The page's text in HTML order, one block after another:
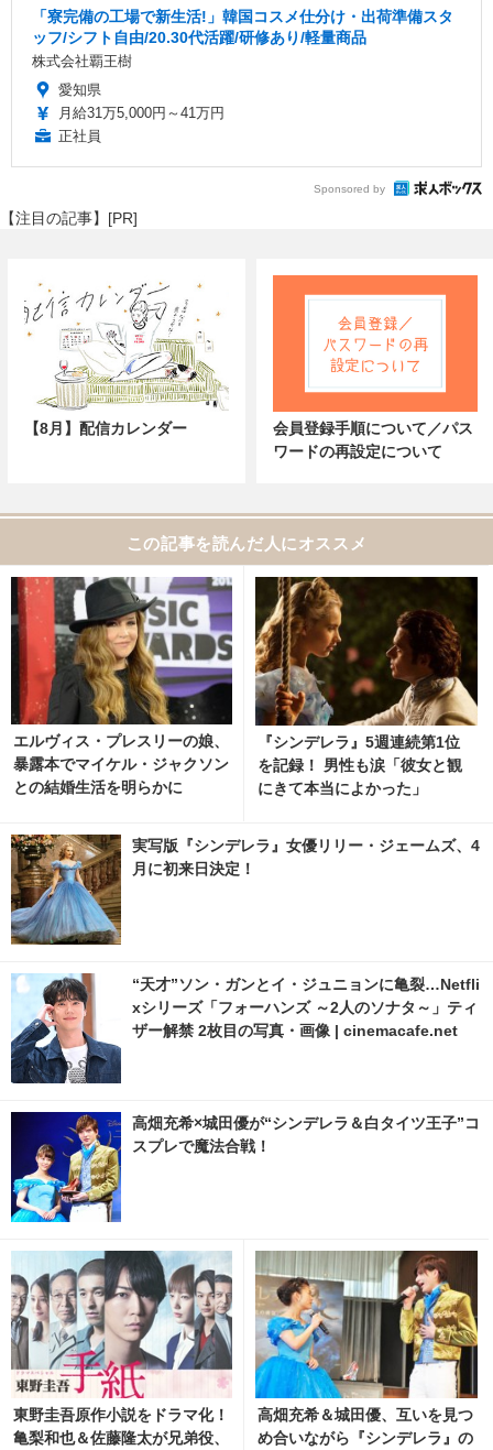
「寮完備の工場で新生活!」韓国コスメ仕分け・出荷準備スタ
ッフ/シフト自由/20.30代活躍/研修あり/軽量商品
株式会社覇王樹
愛知県
月給31万5,000円～41万円
正社員
Sponsored by
【注目の記事】[PR]
【8月】配信カレンダー
会員登録手順について／パス
ワードの再設定について
この記事を読んだ人にオススメ
エルヴィス・プレスリーの娘、
暴露本でマイケル・ジャクソン
との結婚生活を明らかに
『シンデレラ』5週連続第1位
を記録！ 男性も涙「彼女と観
にきて本当によかった」
実写版『シンデレラ』女優リリー・ジェームズ、4
月に初来日決定！
“天才”ソン・ガンとイ・ジュニョンに亀裂…Netfli
xシリーズ「フォーハンズ ～2人のソナタ～」ティ
ザー解禁 2枚目の写真・画像 | cinemacafe.net
高畑充希×城田優が“シンデレラ＆白タイツ王子”コ
スプレで魔法合戦！
東野圭吾原作小説をドラマ化！
亀梨和也＆佐藤隆太が兄弟役、
高畑充希＆城田優、互いを見つ
め合いながら『シンデレラ』の